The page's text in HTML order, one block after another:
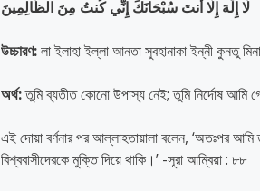
উচ্চারণ:লা ইলাহা ইল্লা আনতা সুবহানাকা ইন্নী কুনতু
অর্থ:তুমি ব্যতীত কোনো উপাস্য নেই; তুমি নির্দোষ আমি
এই দোয়া বর্ণনার পর আল্লাহতায়ালা বলেন, ‘অতঃপর
বিশ্ববাসীদেরকে মুক্তি দিয়ে থাকি।’ -সূরা আম্বিয়া : ৮৮